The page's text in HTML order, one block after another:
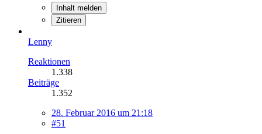
Inhalt melden
Zitieren
Lenny
Reaktionen
1.338
Beiträge
1.352
28. Februar 2016 um 21:18
#51